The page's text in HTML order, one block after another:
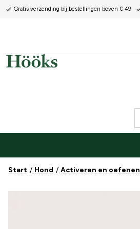
Gratis verzending bij bestellingen boven € 49
Start Hond Activeren en oefenen